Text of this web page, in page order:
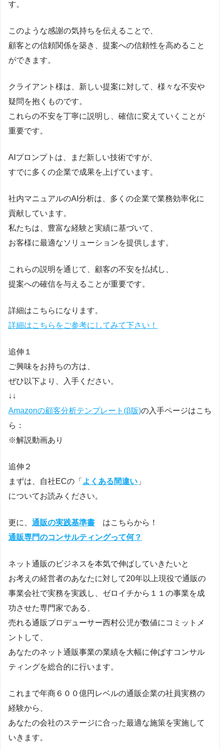
す。
このような感謝の気持ちを伝えることで、
顧客との信頼関係を築き、提案への信頼性を高めること
ができます。
クライアント様は、新しい提案に対して、様々な不安や
疑問を抱くものです。
これらの不安を丁寧に説明し、確信に変えていくことが
重要です。
AIプロンプトは、まだ新しい技術ですが、
すでに多くの企業で成果を上げています。
社内マニュアルのAI分析は、多くの企業で業務効率化に
貢献しています。
私たちは、豊富な経験と実績に基づいて、
お客様に最適なソリューションを提供します。
これらの説明を通じて、顧客の不安を払拭し、
提案への確信を与えることが重要です。
詳細はこちらになります。
詳細はこちらをご参考にしてみて下さい！
追伸１
ご興味をお持ちの方は、
ぜひ以下より、入手ください。
↓↓
Amazonの顧客分析テンプレート(β版)の入手ページはこち
ら：
※解説動画あり
追伸２
まずは、自社ECの「 よくある間違い 」
についてお読みください。
更に、 通販の実践基準書 はこちらから！
通販専門のコンサルティングって何？
ネット通販のビジネスを本気で伸ばしていきたいと
お考えの経営者のあなたに対して20年以上現役で通販の
事業会社で実務を実践し、ゼロイチから１１の事業を成
功させた専門家である、
売れる通販プロデューサー西村公児が数値にコミットメ
ントして、
あなたのネット通販事業の業績を大幅に伸ばすコンサル
ティングを総合的に行います。
これまで年商６００億円レベルの通販企業の社員実務の
経験から、
あなたの会社のステージに合った最適な施策を実施して
いきます。